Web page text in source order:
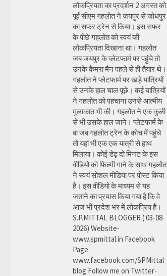
लोकप्रियता का प्रदर्शन 2 अगस्त को
पूर्व सीएम गहलोत ने जयपुर से जोधपुर
का सफर ट्रेन से किया। इस सफर
के पीछे गहलोत को स्वयं की
लोकप्रियता दिखाना था। गहलोत
जब जयपुर के प्लेटफार्म पर पहुंचे तो
उनके कैमरा मैन पहले से ही तैयार थे।
गहलोत ने प्लेटफार्म पर खड़े यात्रियों
से उनके हाल चाल पूछे। कई यात्रियों
ने गहलोत को पहचाना उनसे आत्मीय
मुलाकात भी की। गहलोत ने एक कुली
से भी उसके हाल जाने। प्लेटफार्म के
बा जब गहलोत ट्रेन के कोच में पहुंचे
तो यहां भी एक एक यात्री से हाथ
मिलाया। कोई डेढ़ दो मिनट के इस
वीडियो को फिल्मी गाने के साथ गहलोत
ने स्वयं सोशल मीडिया पर पोस्ट किया
है। इस वीडियो के माध्यम से यह
जताने का प्रयास किया गया है कि वे
आज भी प्रदेश भर में लोकप्रिय हैं।
S.P.MITTAL BLOGGER ( 03-08-
2026) Website-
www.spmittal.in Facebook
Page-
www.facebook.com/SPMittal
blog Follow me on Twitter-